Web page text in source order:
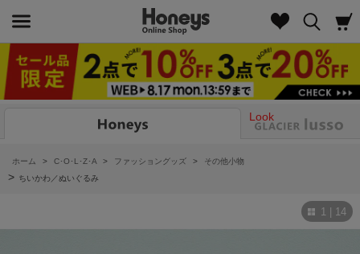
Look
ホーム > C･O･L･Z･A > ファッショングッズ > その他小物
> ちいかわ／ぬいぐるみ
1 | 14